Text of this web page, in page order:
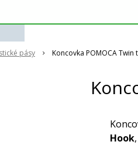
pásy Koncovka POMOCA
Hook